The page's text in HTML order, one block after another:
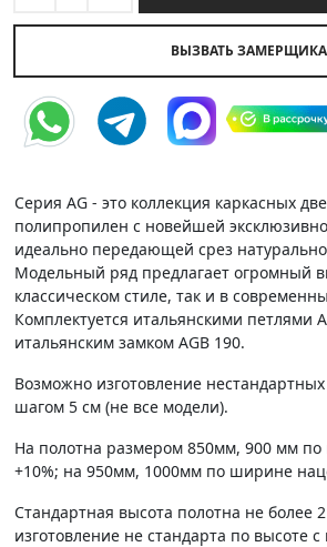
ВЫЗВАТЬ ЗАМЕРЩИКА
Серия AG - это коллекция каркасных
полипропилен с новейшей
идеально передающей срез
Модельный ряд предлагает огромный
классическом стиле, так и в
Комплектуется итальянскими петлями
итальянским замком AGB 190.
Возможно изготовление
шагом 5 см (не все модели).
На полотна размером 850мм, 900 мм
+10%; на 950мм, 1000мм по ширине
Стандартная высота полотна не более
изготовление не стандарта по высоте